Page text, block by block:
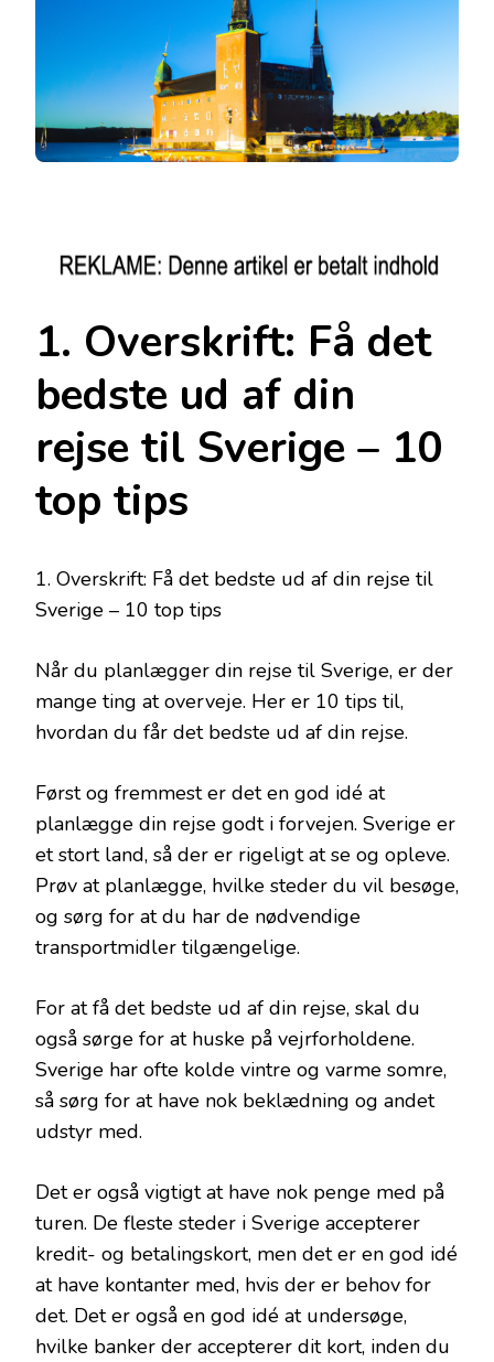
1. Overskrift: Få det
bedste ud af din
rejse til Sverige – 10
top tips
1. Overskrift: Få det bedste ud af din rejse til
Sverige – 10 top tips
Når du planlægger din rejse til Sverige, er der
mange ting at overveje. Her er 10 tips til,
hvordan du får det bedste ud af din rejse.
Først og fremmest er det en god idé at
planlægge din rejse godt i forvejen. Sverige er
et stort land, så der er rigeligt at se og opleve.
Prøv at planlægge, hvilke steder du vil besøge,
og sørg for at du har de nødvendige
transportmidler tilgængelige.
For at få det bedste ud af din rejse, skal du
også sørge for at huske på vejrforholdene.
Sverige har ofte kolde vintre og varme somre,
så sørg for at have nok beklædning og andet
udstyr med.
Det er også vigtigt at have nok penge med på
turen. De fleste steder i Sverige accepterer
kredit- og betalingskort, men det er en god idé
at have kontanter med, hvis der er behov for
det. Det er også en god idé at undersøge,
hvilke banker der accepterer dit kort, inden du